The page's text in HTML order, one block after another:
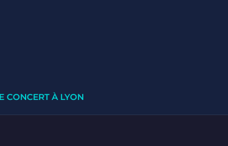
CONCERT À LYON